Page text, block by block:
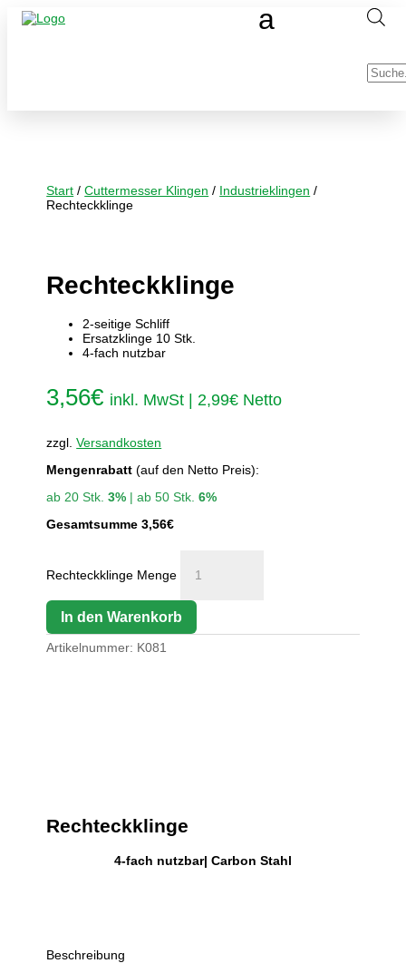
Start /Cuttermesser Klingen / Industrieklingen /
Rechteckklinge
Rechteckklinge
2-seitige Schliff
Ersatzklinge 10 Stk.
4-fach nutzbar
3,56€ inkl. MwSt |2,99€ Netto
zzgl.Versandkosten
Mengenrabatt (auf den Netto Preis):
ab 20 Stk.3% | ab 50 Stk.6%
Gesamtsumme 3,56€
Rechteckklinge Menge
In den Warenkorb
Artikelnummer: K081
Rechteckklinge
4-fach nutzbar| Carbon Stahl
Beschreibung